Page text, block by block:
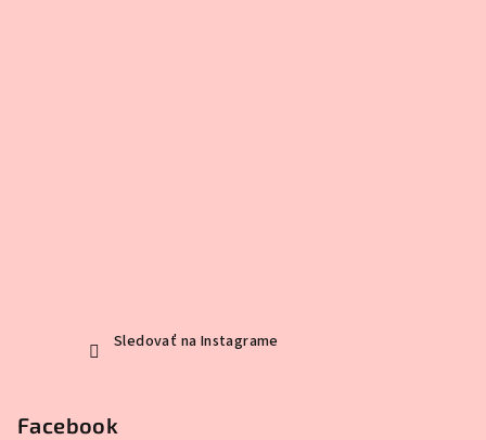
Sledovať na Instagrame
Facebook